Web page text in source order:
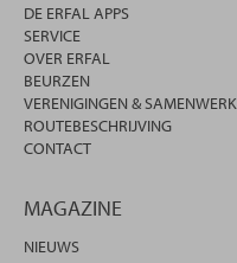
DE ERFAL APPS
SERVICE
OVER ERFAL
BEURZEN
VERENIGINGEN &
ROUTEBESCHRIJVING
CONTACT
MAGAZINE
NIEUWS